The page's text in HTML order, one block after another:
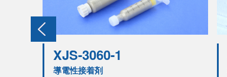
XJS-3060-1
導電性接着剤